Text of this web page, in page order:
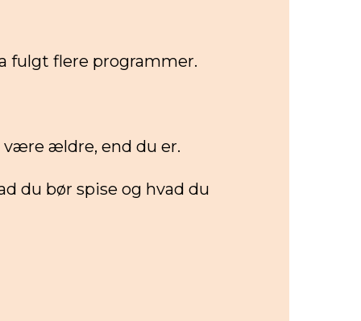
fulgt flere programmer.
være ældre, end du er.
du bør spise og hvad du